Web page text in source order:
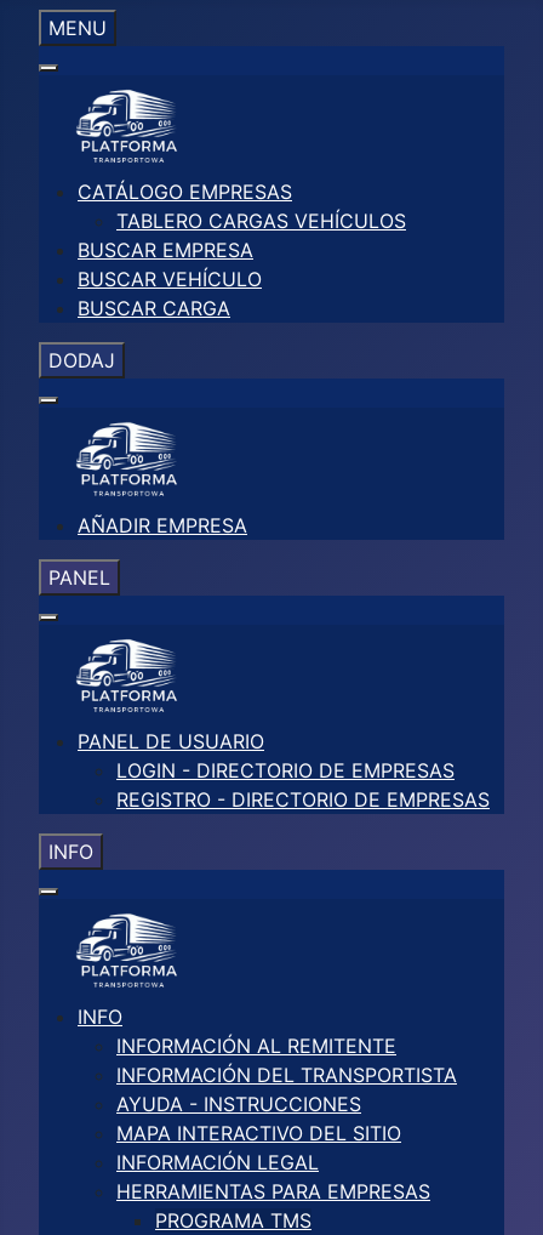
MENU
CATÁLOGO EMPRESAS
TABLERO CARGAS VEHÍCULOS
BUSCAR EMPRESA
BUSCAR VEHÍCULO
BUSCAR CARGA
DODAJ
AÑADIR EMPRESA
PANEL
PANEL DE USUARIO
LOGIN - DIRECTORIO DE EMPRESAS
REGISTRO - DIRECTORIO DE EMPRESAS
INFO
INFO
INFORMACIÓN AL REMITENTE
INFORMACIÓN DEL TRANSPORTISTA
AYUDA - INSTRUCCIONES
MAPA INTERACTIVO DEL SITIO
INFORMACIÓN LEGAL
HERRAMIENTAS PARA EMPRESAS
PROGRAMA TMS